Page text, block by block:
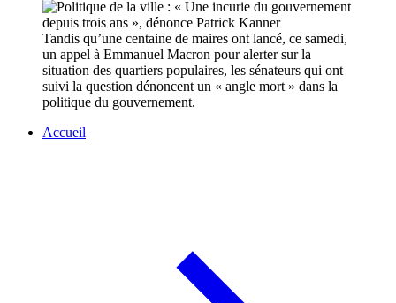
Tandis qu’une centaine de maires ont lancé, ce samedi,
un appel à Emmanuel Macron pour alerter sur la
situation des quartiers populaires, les sénateurs qui ont
suivi la question dénoncent un « angle mort » dans la
politique du gouvernement.
Accueil